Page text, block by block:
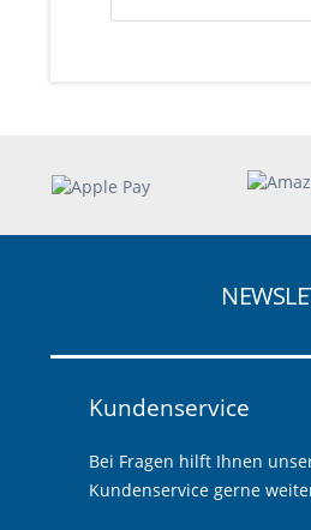
Kundenservice
Bei Fragen hilft Ihnen
Kundenservice gerne